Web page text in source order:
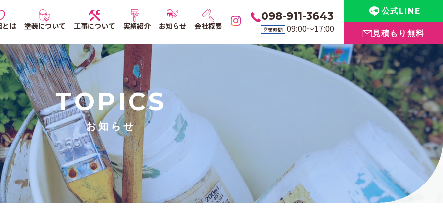
098-911-3643
営業時間 09:00〜17:00
とは 塗装について 工事について 実績紹介 お知らせ 会社概要
公式LINE
見積もり無料
TOPICS
お知らせ